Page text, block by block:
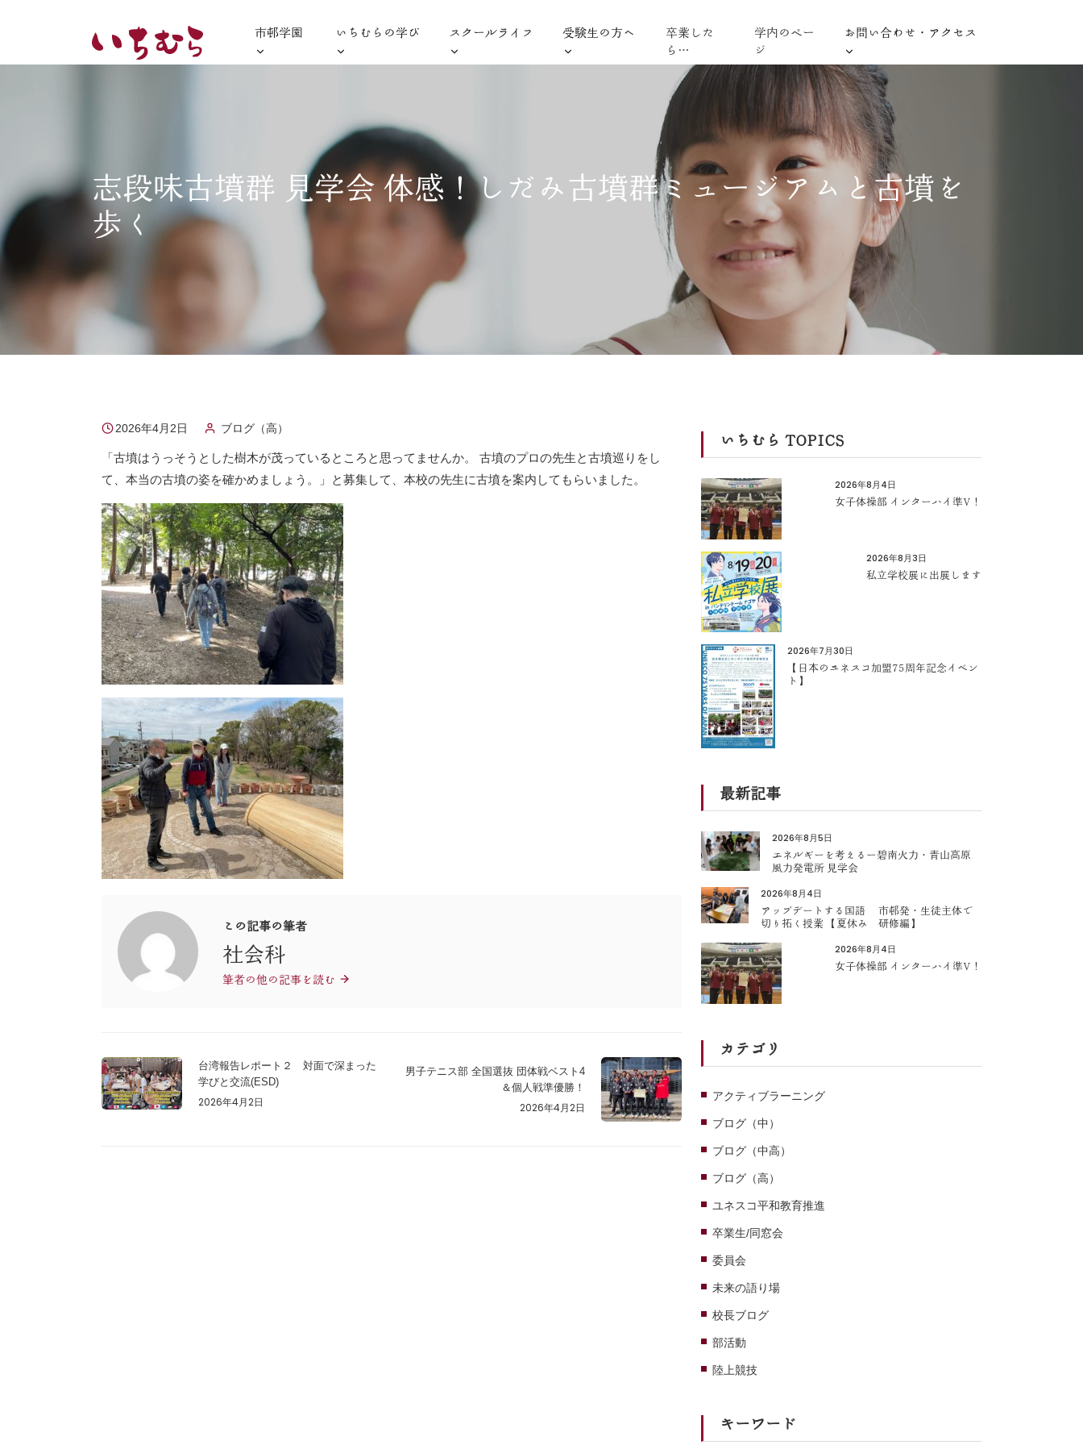
市邨学園 いちむらの学び スクールライフ 受験生の方へ
卒業した
ら…
学内のペー
ジ
お問い合わせ・アクセス
志段味古墳群 見学会 体感！しだみ古墳群ミュージアムと古墳を
歩く
2026年4月2日 ブログ（高）
「古墳はうっそうとした樹木が茂っているところと思ってませんか。 古墳のプロの先生と古墳巡りをし
て、本当の古墳の姿を確かめましょう。」と募集して、本校の先生に古墳を案内してもらいました。
この記事の筆者
社会科
筆者の他の記事を読む
台湾報告レポート２ 対面で深まった
学びと交流(ESD)
2026年4月2日
男子テニス部 全国選抜 団体戦ベスト4
＆個人戦準優勝！
2026年4月2日
いちむら TOPICS
2026年8月4日
女子体操部 インターハイ準V！
2026年8月3日
私立学校展に出展します
2026年7月30日
【日本のユネスコ加盟75周年記念イベン
ト】
最新記事
2026年8月5日
エネルギーを考えるー碧南火力・青山高原
風力発電所 見学会
2026年8月4日
アップデートする国語 市邨発・生徒主体で
切り拓く授業 【夏休み 研修編】
2026年8月4日
女子体操部 インターハイ準V！
カテゴリ
アクティブラーニング
ブログ（中）
ブログ（中高）
ブログ（高）
ユネスコ平和教育推進
卒業生/同窓会
委員会
未来の語り場
校長ブログ
部活動
陸上競技
キーワード